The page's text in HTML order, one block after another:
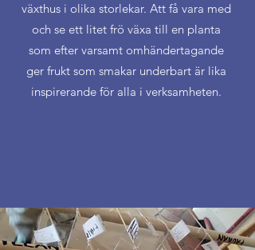
växthus i olika storlekar. Att få vara med
och se ett litet frö växa till en planta
som efter varsamt omhändertagande
ger frukt som smakar underbart är lika
inspirerande för alla i verksamheten.